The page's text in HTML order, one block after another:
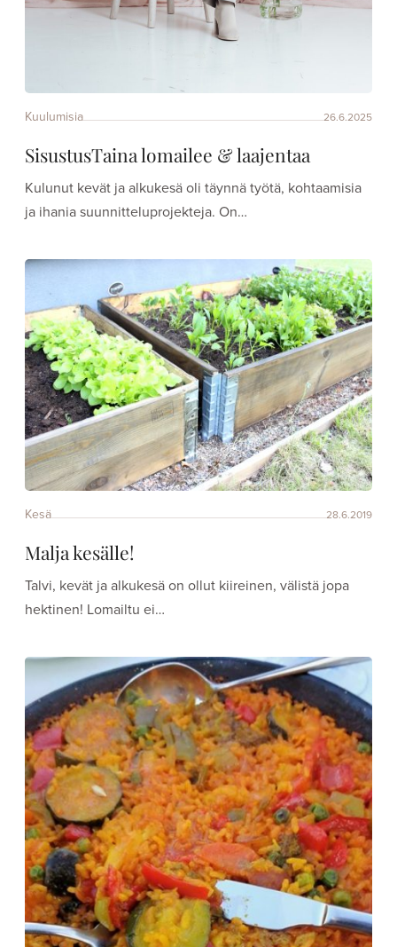
Kuulumisia 26.6.2025
SisustusTaina lomailee & laajentaa
Kulunut kevät ja alkukesä oli täynnä työtä, kohtaamisia
ja ihania suunnitteluprojekteja. On…
Kesä 28.6.2019
Malja kesälle!
Talvi, kevät ja alkukesä on ollut kiireinen, välistä jopa
hektinen! Lomailtu ei…